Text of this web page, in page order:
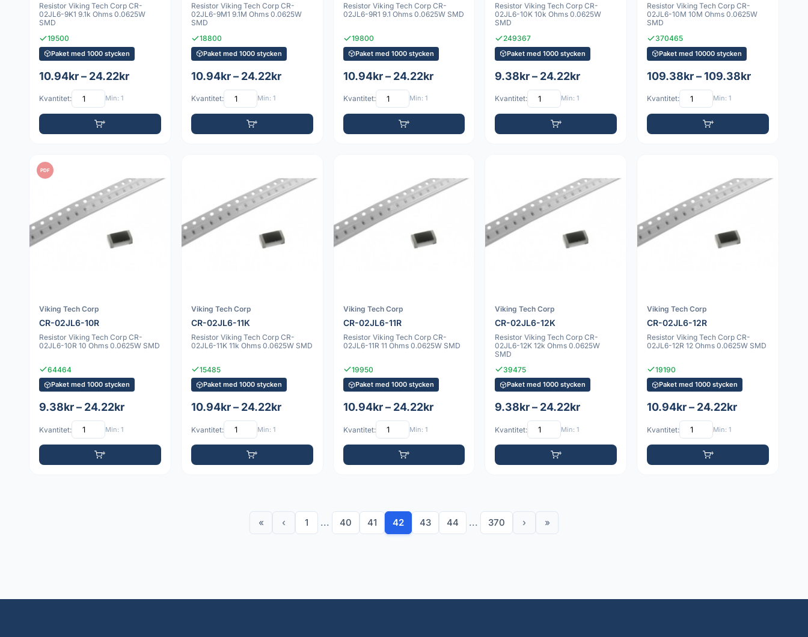
Resistor Viking Tech Corp CR-
02JL6-9K1 9.1k Ohms 0.0625W
SMD
19500
Paket med 1000 stycken
10.94kr – 24.22kr
Kvantitet: Min: 1
Resistor Viking Tech Corp CR-
02JL6-9M1 9.1M Ohms 0.0625W
SMD
18800
Paket med 1000 stycken
10.94kr – 24.22kr
Kvantitet: Min: 1
Resistor Viking Tech Corp CR-
02JL6-9R1 9.1 Ohms 0.0625W SMD
19800
Paket med 1000 stycken
10.94kr – 24.22kr
Kvantitet: Min: 1
Resistor Viking Tech Corp CR-
02JL6-10K 10k Ohms 0.0625W
SMD
249367
Paket med 1000 stycken
9.38kr – 24.22kr
Kvantitet: Min: 1
Resistor Viking Tech Corp CR-
02JL6-10M 10M Ohms 0.0625W
SMD
370465
Paket med 10000 stycken
109.38kr – 109.38kr
Kvantitet: Min: 1
PDF
Viking Tech Corp
CR-02JL6-10R
Resistor Viking Tech Corp CR-
02JL6-10R 10 Ohms 0.0625W SMD
64464
Paket med 1000 stycken
9.38kr – 24.22kr
Kvantitet: Min: 1
Viking Tech Corp
CR-02JL6-11K
Resistor Viking Tech Corp CR-
02JL6-11K 11k Ohms 0.0625W SMD
15485
Paket med 1000 stycken
10.94kr – 24.22kr
Kvantitet: Min: 1
Viking Tech Corp
CR-02JL6-11R
Resistor Viking Tech Corp CR-
02JL6-11R 11 Ohms 0.0625W SMD
19950
Paket med 1000 stycken
10.94kr – 24.22kr
Kvantitet: Min: 1
Viking Tech Corp
CR-02JL6-12K
Resistor Viking Tech Corp CR-
02JL6-12K 12k Ohms 0.0625W
SMD
39475
Paket med 1000 stycken
9.38kr – 24.22kr
Kvantitet: Min: 1
Viking Tech Corp
CR-02JL6-12R
Resistor Viking Tech Corp CR-
02JL6-12R 12 Ohms 0.0625W SMD
19190
Paket med 1000 stycken
10.94kr – 24.22kr
Kvantitet: Min: 1
« ‹ 1 ... 40 41 42 43 44 ... 370 › »